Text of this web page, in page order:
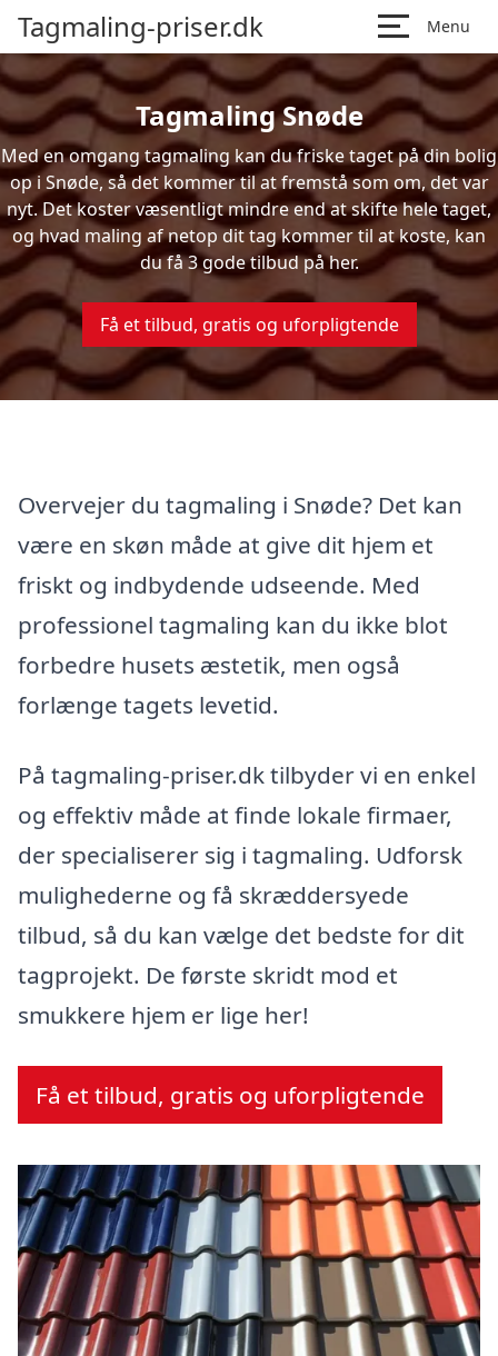
Tagmaling-priser.dk Menu
Tagmaling Snøde
Med en omgang tagmaling kan du friske taget på din bolig
op i Snøde, så det kommer til at fremstå som om, det var
nyt. Det koster væsentligt mindre end at skifte hele taget,
og hvad maling af netop dit tag kommer til at koste, kan
du få 3 gode tilbud på her.
Få et tilbud, gratis og uforpligtende
Overvejer du tagmaling i Snøde? Det kan
være en skøn måde at give dit hjem et
friskt og indbydende udseende. Med
professionel tagmaling kan du ikke blot
forbedre husets æstetik, men også
forlænge tagets levetid.
På tagmaling-priser.dk tilbyder vi en enkel
og effektiv måde at finde lokale firmaer,
der specialiserer sig i tagmaling. Udforsk
mulighederne og få skræddersyede
tilbud, så du kan vælge det bedste for dit
tagprojekt. De første skridt mod et
smukkere hjem er lige her!
Få et tilbud, gratis og uforpligtende